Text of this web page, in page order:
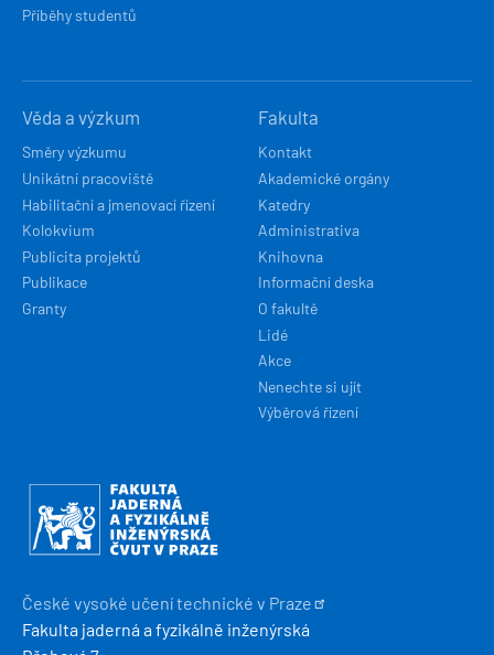
Příběhy studentů
Věda a výzkum
Směry výzkumu
Unikátní pracoviště
Habilitační a jmenovací řízení
Kolokvium
Publicita projektů
Publikace
Granty
Fakulta
Kontakt
Akademické orgány
Katedry
Administrativa
Knihovna
Informační deska
O fakultě
Lidé
Akce
Nenechte si ujít
Výběrová řízení
Obrázek
České vysoké učení technické v Praze
Fakulta jaderná a fyzikálně inženýrská